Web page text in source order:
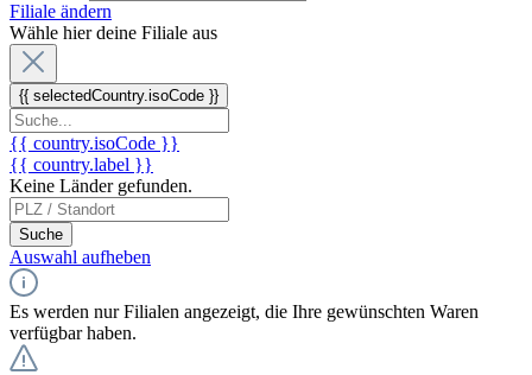
Filiale ändern
Wähle hier deine Filiale aus
{{ selectedCountry.isoCode }}
{{ country.isoCode }}
{{ country.label }}
Keine Länder gefunden.
Suche
Auswahl aufheben
Es werden nur Filialen angezeigt, die Ihre gewünschten Waren
verfügbar haben.